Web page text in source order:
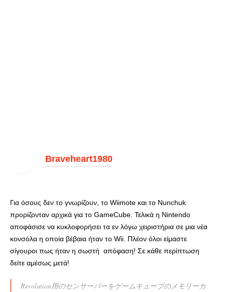
Braveheart1980
Για όσους δεν το γνωρίζουν, το Wiimote και το Nunchuk
προρίζονταν αρχικά για το GameCube. Τελικά η Nintendo
αποφάσισε να κυκλοφορήσει τα εν λόγω χειριστήρια σε μια νέα
κονσόλα η οποία βέβαια ήταν το Wii. Πλέον όλοι είμαστε
σίγουροι πως ήταν η σωστή απόφαση! Σε κάθε περίπτωση
δείτε αμέσως μετά!
Revolution用のセンサーバーをゲームキューブのメモリーカ